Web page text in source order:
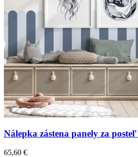
Nálepka zástena panely za
65,60 €